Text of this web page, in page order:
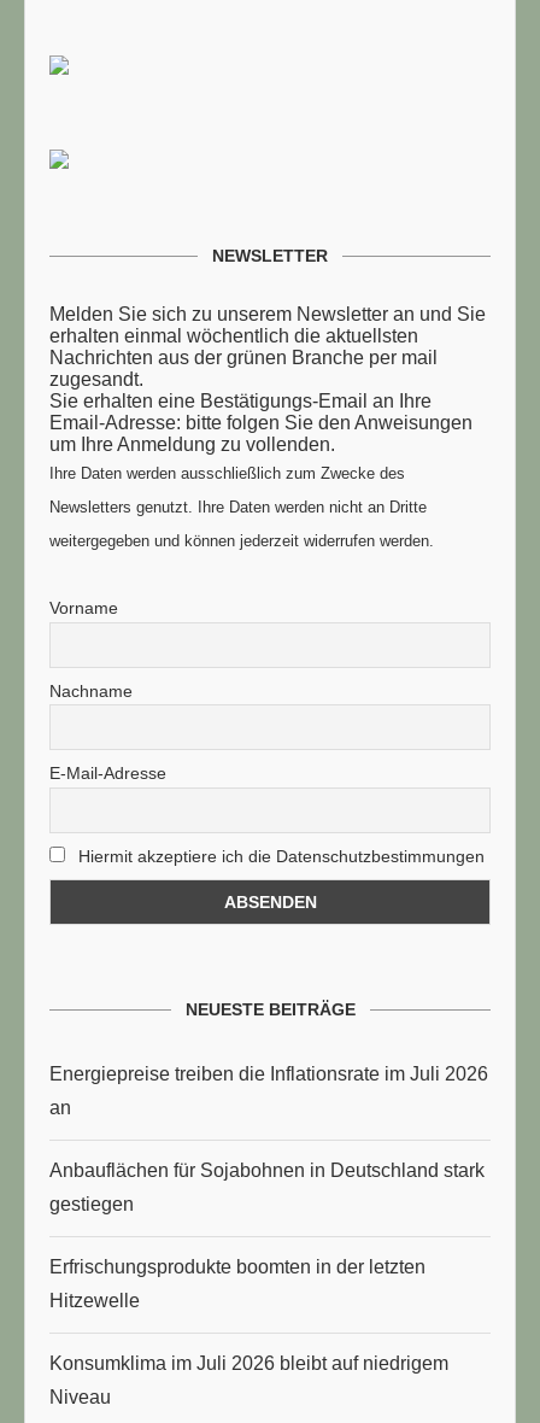
NEWSLETTER
Melden Sie sich zu unserem Newsletter an und Sie
erhalten einmal wöchentlich die aktuellsten
Nachrichten aus der grünen Branche per mail
zugesandt.
Sie erhalten eine Bestätigungs-Email an Ihre
Email-Adresse: bitte folgen Sie den Anweisungen
um Ihre Anmeldung zu vollenden.
Ihre Daten werden ausschließlich zum Zwecke des
Newsletters genutzt. Ihre Daten werden nicht an Dritte
weitergegeben und können jederzeit widerrufen werden.
Vorname
Nachname
E-Mail-Adresse
Hiermit akzeptiere ich die Datenschutzbestimmungen
NEUESTE BEITRÄGE
Energiepreise treiben die Inflationsrate im Juli 2026
an
Anbauflächen für Sojabohnen in Deutschland stark
gestiegen
Erfrischungsprodukte boomten in der letzten
Hitzewelle
Konsumklima im Juli 2026 bleibt auf niedrigem
Niveau